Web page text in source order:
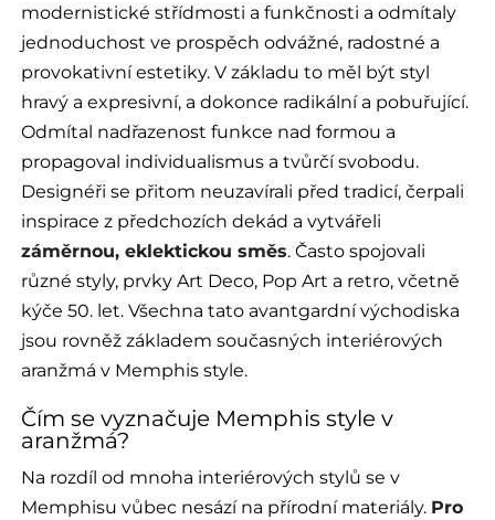
modernistické střídmosti a funkčnosti a odmítaly
jednoduchost ve prospěch odvážné, radostné a
provokativní estetiky. V základu to měl být styl
hravý a expresivní, a dokonce radikální a pobuřující.
Odmítal nadřazenost funkce nad formou a
propagoval individualismus a tvůrčí svobodu.
Designéři se přitom neuzavírali před tradicí, čerpali
inspirace z předchozích dekád a vytvářeli
záměrnou, eklektickou směs. Často spojovali
různé styly, prvky Art Deco, Pop Art a retro, včetně
kýče 50. let. Všechna tato avantgardní východiska
jsou rovněž základem současných interiérových
aranžmá v Memphis style.
Čím se vyznačuje Memphis style v
aranžmá?
Na rozdíl od mnoha interiérových stylů se v
Memphisu vůbec nesází na přírodní materiály. Pro